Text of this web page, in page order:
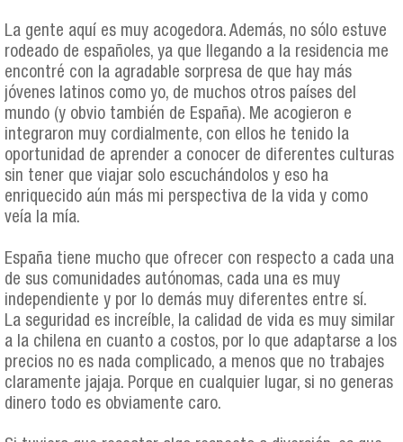
La gente aquí es muy acogedora. Además, no sólo estuve
rodeado de españoles, ya que llegando a la residencia me
encontré con la agradable sorpresa de que hay más
jóvenes latinos como yo, de muchos otros países del
mundo (y obvio también de España). Me acogieron e
integraron muy cordialmente, con ellos he tenido la
oportunidad de aprender a conocer de diferentes culturas
sin tener que viajar solo escuchándolos y eso ha
enriquecido aún más mi perspectiva de la vida y como
veía la mía.
España tiene mucho que ofrecer con respecto a cada una
de sus comunidades autónomas, cada una es muy
independiente y por lo demás muy diferentes entre sí.
La seguridad es increíble, la calidad de vida es muy similar
a la chilena en cuanto a costos, por lo que adaptarse a los
precios no es nada complicado, a menos que no trabajes
claramente jajaja. Porque en cualquier lugar, si no generas
dinero todo es obviamente caro.